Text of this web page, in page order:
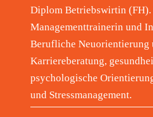
Diplom Betriebswirtin (FH).
Managementtrainerin und
Berufliche Neuorientierung
Karriereberatung,
psychologische
und Stressmanagement.